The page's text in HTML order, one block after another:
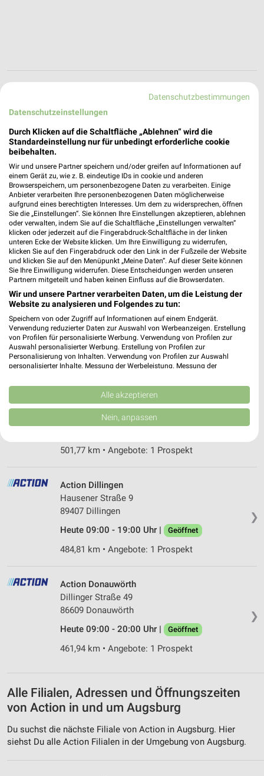
86415 Mering
Heute 09:00 - 20:00 Uhr | Geöffnet
Action Untermeitingen
Lechfelder Straße 52
86836 Untermeitingen
Heute 09:00 - 20:00 Uhr | Geöffnet
518,37 km • Angebote: 1 Prospekt
Holzhauser Straße 8
Heute 09:00 - 20:00 Uhr | Geöffnet
528,73 km • Angebote: 1 Prospekt
Action Burgau
Dieselstraße 2
89331 Burgau
501,77 km • Angebote: 1 Prospekt
❯
Action Dillingen
Hausener Straße 9
89407 Dillingen
Heute 09:00 - 19:00 Uhr |
Geöffnet
484,81 km • Angebote: 1 Prospekt
❯
Action Donauwörth
Dillinger Straße 49
86609 Donauwörth
Heute 09:00 - 20:00 Uhr |
Geöffnet
461,94 km • Angebote: 1 Prospekt
Alle Filialen, Adressen und Öffnungszeiten
von Action in und um Augsburg
Du suchst die nächste Filiale von Action in Augsburg. Hier
siehst Du alle Action Filialen in der Umgebung von Augsburg.
Datenschutzbestimmungen
Datenschutzeinstellungen
Durch Klicken auf die Schaltfläche „Ablehnen“ wird die
Standardeinstellung nur für unbedingt erforderliche cookie
beibehalten.
Wir und unsere Partner speichern und/oder greifen auf Informationen auf
einem Gerät zu, wie z. B. eindeutige IDs in cookie und anderen
Browserspeichern, um personenbezogene Daten zu verarbeiten. Einige
Anbieter verarbeiten Ihre personenbezogenen Daten möglicherweise
aufgrund eines berechtigten Interesses. Um dem zu widersprechen, öffnen
Sie die „Einstellungen“. Sie können Ihre Einstellungen akzeptieren, ablehnen
oder verwalten, indem Sie auf die Schaltfläche „Einstellungen verwalten“
klicken oder jederzeit auf die Fingerabdruck-Schaltfläche in der linken
unteren Ecke der Website klicken. Um Ihre Einwilligung zu widerrufen,
klicken Sie auf den Fingerabdruck oder den Link in der Fußzeile der Website
und klicken Sie auf den Menüpunkt „Meine Daten“. Auf dieser Seite können
Sie Ihre Einwilligung widerrufen. Diese Entscheidungen werden unseren
Partnern mitgeteilt und haben keinen Einfluss auf die Browserdaten.
Wir und unsere Partner verarbeiten Daten, um die Leistung der
Website zu analysieren und Folgendes zu tun:
Speichern von oder Zugriff auf Informationen auf einem Endgerät.
Verwendung reduzierter Daten zur Auswahl von Werbeanzeigen. Erstellung
von Profilen für personalisierte Werbung. Verwendung von Profilen zur
Auswahl personalisierter Werbung. Erstellung von Profilen zur
Personalisierung von Inhalten. Verwendung von Profilen zur Auswahl
personalisierter Inhalte. Messung der Werbeleistung. Messung der
Kombinationen von Daten aus verschiedenen Quellen. Entwicklung und
Verbesserung der Angebote. Verwendung reduzierter Daten zur Auswahl
von Inhalten.
Daten können außerhalb der Europäischen Union weitergegeben und in die
Website/App.
IAB-Verarbeitungszwecke:
Speichern von oder Zugriff auf Informationen
Werbeanzeigen
Erstellung von Profilen für personalisierte
Werbung
Verwendung von Profilen zur Auswahl
Erstellung von Profilen zur Personalisierung
von Inhalten
personalisierter Inhalte
Messung der Werbeleistung
Messung der Performance von Inhalten
Alle akzeptieren
Nein, anpassen